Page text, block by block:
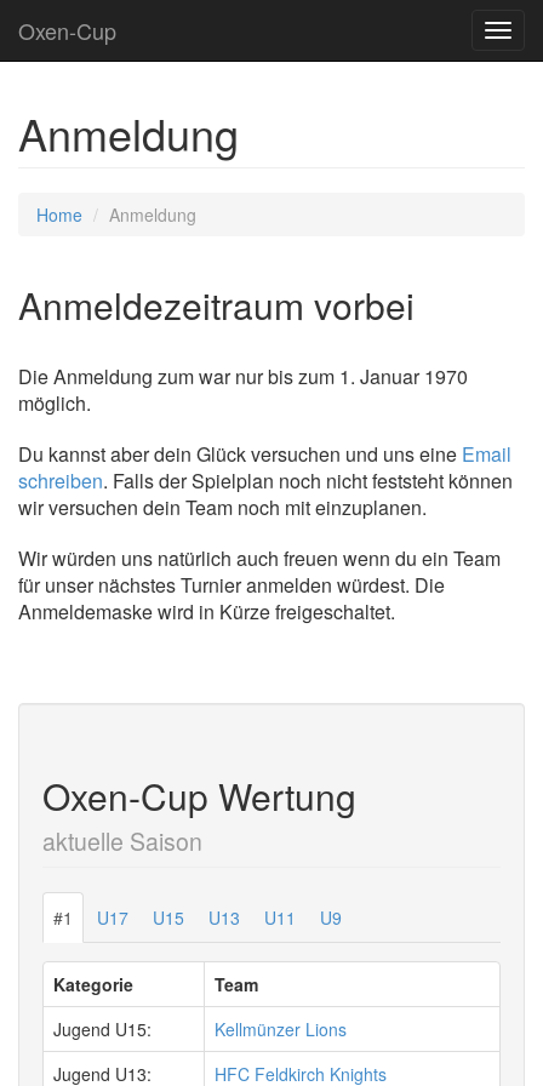
Oxen-Cup
Anmeldung
Home Anmeldung
Anmeldezeitraum vorbei
Die Anmeldung zum war nur bis zum 1. Januar 1970
möglich.
Du kannst aber dein Glück versuchen und uns eine Email
schreiben. Falls der Spielplan noch nicht feststeht können
wir versuchen dein Team noch mit einzuplanen.
Wir würden uns natürlich auch freuen wenn du ein Team
für unser nächstes Turnier anmelden würdest. Die
Anmeldemaske wird in Kürze freigeschaltet.
Oxen-Cup Wertung
aktuelle Saison
#1 U17 U15 U13 U11 U9
Kategorie
Team
Jugend U15:
Kellmünzer Lions
Jugend U13:
HFC Feldkirch Knights